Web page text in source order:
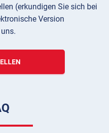
(erkundigen Sie sich bei
Version